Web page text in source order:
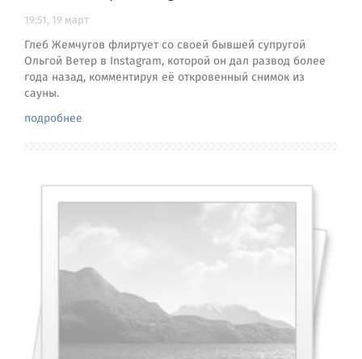
19:51, 19 март
Глеб Жемчугов флиртует со своей бывшей супругой
Ольгой Ветер в Instagram, которой он дал развод более
года назад, комментируя её откровенный снимок из
сауны.
подробнее